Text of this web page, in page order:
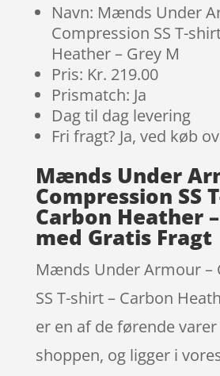
Navn: Mænds Under
Compression SS T-
Heather – Grey M
Pris: Kr. 219.00
Prismatch: Ja
Dag til dag levering
Fri fragt? Ja, ved køb
Mænds Under
Compression SS
Carbon Heather
med Gratis Fragt
Mænds Under Armour –
SS T-shirt – Carbon
er en af de førende
shoppen, og ligger i